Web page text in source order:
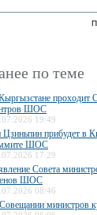
по теме
проходит
ШОС
19:49
прибудет в
ШОС
17:29
Совета
ШОС
08:46
министров